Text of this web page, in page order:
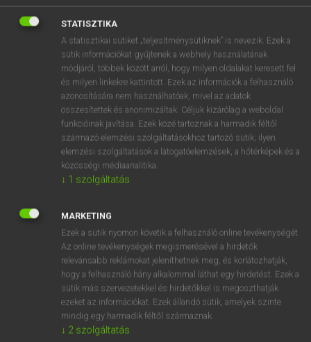
Díjmentes angol szótár
fn szójabab
⚲ soya beankeresése szótárainkban
DÍJMENTES ANGOL SZÓTÁR
sowing
soya bean
soy sauce
STATISZTIKA
A statisztikai sütiket „teljesítménysütiknek” is nevezik. Ezek a
sütik információkat gyűjtenek a webhely használatának
módjáról, többek között arról, hogy milyen oldalakat keresett fel
és milyen linkekre kattintott. Ezek az információk a felhasználó
azonosítására nem használhatóak, mivel az adatok
összesítettek és anonimizáltak. Céljuk kizárólag a weboldal
funkcióinak javítása. Ezek közé tartoznak a harmadik féltől
származó elemzési szolgáltatásokhoz tartozó sütik; ilyen
elemzési szolgáltatások a látogatóelemzések, a hőtérképek és a
közösségi médiaanalitika.
↓ 1 szolgáltatás
MARKETING
Ezek a sütik nyomon követik a felhasználó online tevékenységét.
Az online tevékenységek megismerésével a hirdetők
relevánsabb reklámokat jeleníthetnek meg, és korlátozhatják,
hogy a felhasználó hány alkalommal láthat egy hirdetést. Ezek a
sütik más szervezetekkel és hirdetőkkel is megoszthatják
ezeket az információkat. Ezek állandó sütik, amelyek szinte
mindig egy harmadik féltől származnak.
↓ 2 szolgáltatás
r t z u i o p ő ú
k l ű
n m , . AltGr